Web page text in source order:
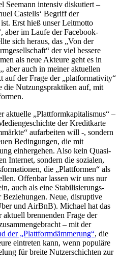
Seemann intensiv diskutiert –
Castells‘ Begriff der
Erst hieß unser Leitmotto
aber im Laufe der Facebook-
sich heraus, das „Von der
der viel bessere
als neue Akteure geht es in
aber auch in meiner aktuellen
auf der Frage der „platformativity“
die Nutzungspraktiken auf, mit
aktuelle „Plattformkapitalismus“ –
der Kreditkarte
aufarbeiten will -, sondern
Bedingungen, die mit
einhergehen. Also kein Quasi-
Internet, sondern die sozialen,
die „Plattformen“ als
Offenbar lassen wir uns nur
auch als eine Stabilisierungs-
Neue, disruptive
und AirBnB). Michael hat das
brennenden Frage der
– mit der
der „Plattformdämmerung“, die
eintreten kann, wenn populäre
für breite Nutzerschichten zur